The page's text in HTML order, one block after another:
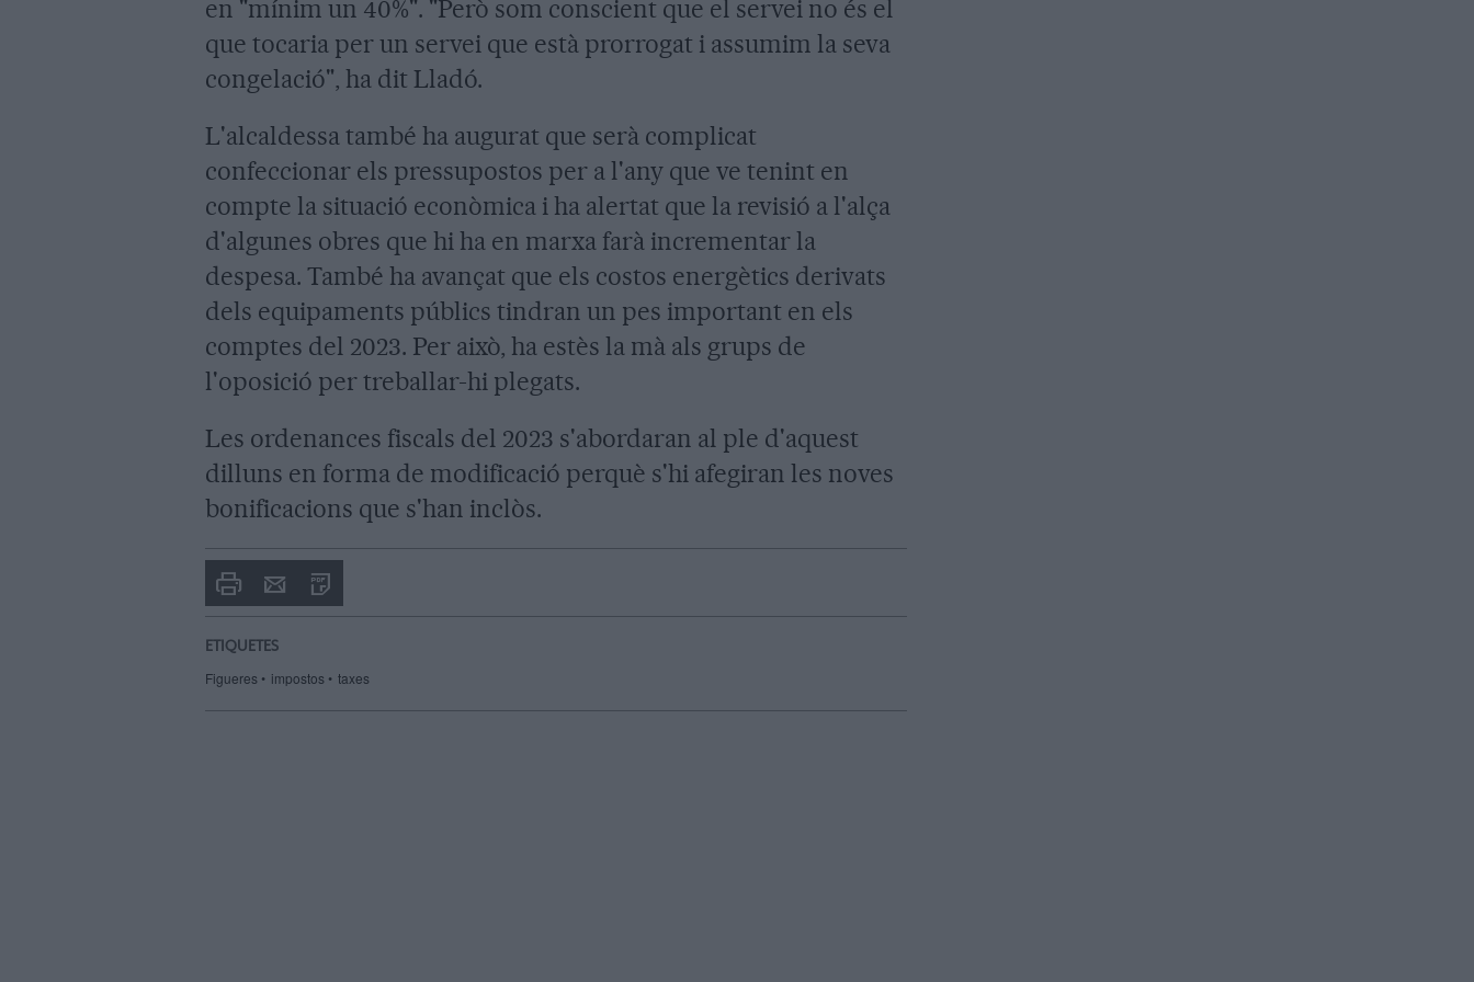
en "mínim un 40%". "Però som conscient que el servei no és el
que tocaria per un servei que està prorrogat i assumim la seva
congelació", ha dit Lladó.
L'alcaldessa també ha augurat que serà complicat
confeccionar els pressupostos per a l'any que ve tenint en
compte la situació econòmica i ha alertat que la revisió a l'alça
d'algunes obres que hi ha en marxa farà incrementar la
despesa. També ha avançat que els costos energètics derivats
dels equipaments públics tindran un pes important en els
comptes del 2023. Per això, ha estès la mà als grups de
l'oposició per treballar-hi plegats.
Les ordenances fiscals del 2023 s'abordaran al ple d'aquest
dilluns en forma de modificació perquè s'hi afegiran les noves
bonificacions que s'han inclòs.
Envia
un
ETIQUETES
Figueres impostos taxes